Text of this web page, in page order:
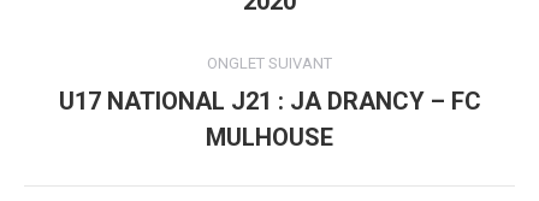
commentaireprécédent
ONGLET SUIVANT
Onglet
suivant
U17 NATIONAL J21 : JA DRANCY – FC
MULHOUSE